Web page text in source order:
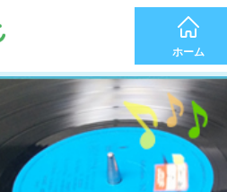
ホーム